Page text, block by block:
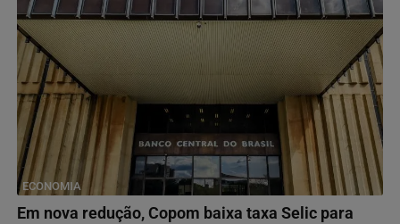
ECONOMIA
Em nova redução, Copom baixa taxa Selic para